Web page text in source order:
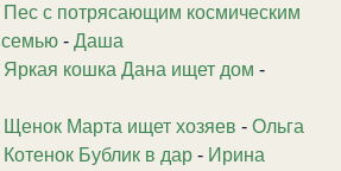
Пес с потрясающим космическим
- Даша
Яркая кошка Дана ищет дом -
Щенок Марта ищет хозяев - Ольга
Котенок Бублик в дар - Ирина